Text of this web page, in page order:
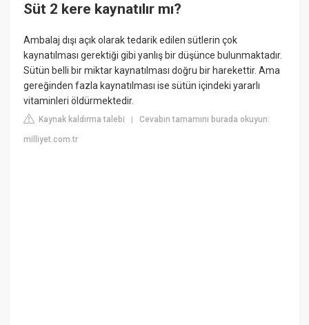
Süt 2 kere kaynatılır mı?
Ambalaj dışı açık olarak tedarik edilen sütlerin çok
kaynatılması gerektiği gibi yanlış bir düşünce bulunmaktadır.
Sütün belli bir miktar kaynatılması doğru bir harekettir. Ama
gereğinden fazla kaynatılması ise sütün içindeki yararlı
vitaminleri öldürmektedir.
Kaynak kaldırma talebi |Cevabın tamamını burada okuyun:
milliyet.com.tr